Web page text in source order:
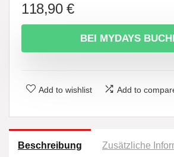
118,90 €
BEI MYDAYS
Add to wishlist Add to
Beschreibung Zusätzliche